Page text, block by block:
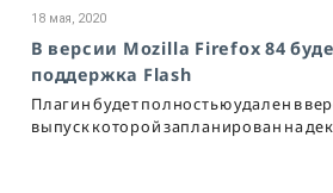
18 мая, 2020
В версии Mozilla Firefox 84
поддержка Flash
Плагин будет полностью удален в
выпуск которой запланирован на